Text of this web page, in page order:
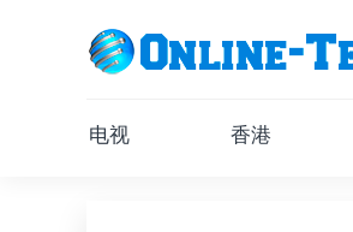
电视 香港